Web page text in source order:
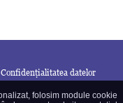
Confidenţialitatea datelor
folosim module cookie